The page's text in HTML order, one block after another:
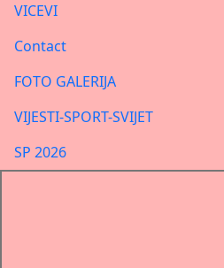
VICEVI
Contact
FOTO GALERIJA
VIJESTI-SPORT-SVIJET
SP 2026